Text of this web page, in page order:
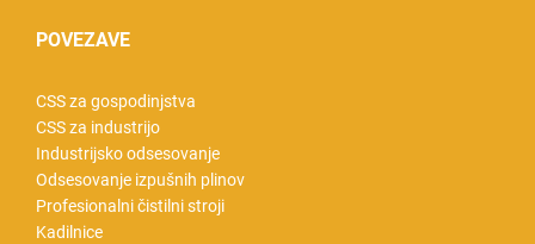
POVEZAVE
CSS za gospodinjstva
CSS za industrijo
Industrijsko odsesovanje
Odsesovanje izpušnih plinov
Profesionalni čistilni stroji
Kadilnice